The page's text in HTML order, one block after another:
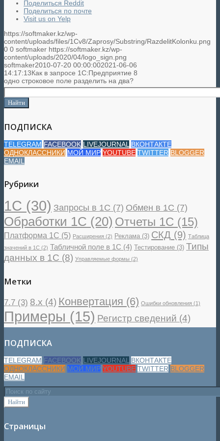
Поделиться Reddit
Поделиться по почте
Visit us on Yelp
https://softmaker.kz/wp-
content/uploads/files/1Cv8/Zaprosy/Substring/RazdelitKolonku.png
0 0 softmaker https://softmaker.kz/wp-
content/uploads/2020/04/logo_sign.png
softmaker2010-07-20 00:00:002021-06-06
14:17:13Как в запросе 1С:Предприятие 8
одно строковое поле разделить на два?
ПОДПИСКА
TELEGRAM FACEBOOK LIVEJOURNAL ВКОНТАКТЕ
ОДНОКЛАССНИКИ МОЙ МИР YOUTUBE TWITTER BLOGGER
EMAIL
Рубрики
1С (30) Запросы в 1С (7) Обмен в 1С (7)
Обработки 1С (20) Отчеты 1С (15)
Платформа 1С (5) Расширения (2) Реклама (3) СКД (9) Таблица
значений в 1С (2) Табличной поле в 1С (4) Тестирование (3) Типы
данных в 1С (8) Управляемые формы (2)
Метки
7.7 (3) 8.x (4) Конвертация (6) Ошибки обновления (1)
Примеры (15) Регистр сведений (4)
ПОДПИСКА
TELEGRAM FACEBOOK LIVEJOURNAL ВКОНТАКТЕ
ОДНОКЛАССНИКИ МОЙ МИР YOUTUBE TWITTER BLOGGER
EMAIL
Страницы